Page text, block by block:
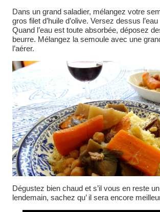
Dans un grand saladier, mélangez votre
gros filet d’huile d’olive. Versez dessus
Quand l’eau est toute absorbée, déposez
beurre. Mélangez la semoule avec une
l’aérer.
Dégustez bien chaud et s’il vous en reste
lendemain, sachez qu’ il sera encore